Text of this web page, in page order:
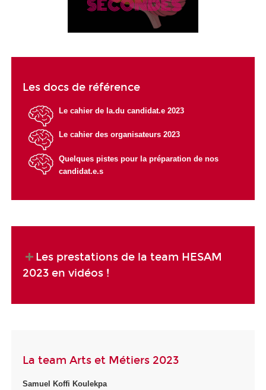
Les docs de référence
Le cahier de la.du candidat.e 2023
Le cahier des organisateurs 2023
Quelques pistes pour la préparation de nos
candidat.e.s
Les prestations de la team HESAM
2023 en vidéos !
La team Arts et Métiers 2023
Samuel Koffi Koulekpa